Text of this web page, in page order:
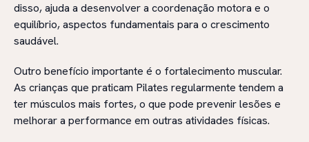
disso, ajuda a desenvolver a coordenação motora e o
equilíbrio, aspectos fundamentais para o crescimento
saudável.
Outro benefício importante é o fortalecimento muscular.
As crianças que praticam Pilates regularmente tendem a
ter músculos mais fortes, o que pode prevenir lesões e
melhorar a performance em outras atividades físicas.